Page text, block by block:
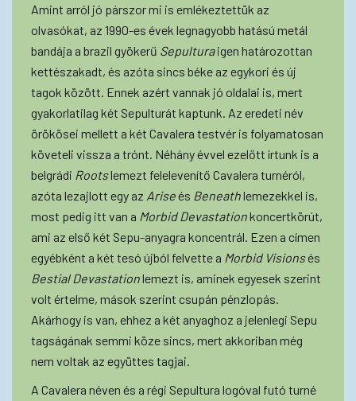
Amint arról jó párszor mi is emlékeztettük az
olvasókat, az 1990-es évek legnagyobb hatású metál
bandája a brazil gyökerű Sepulturaigen határozottan
kettészakadt, és azóta sincs béke az egykori és új
tagok között. Ennek azért vannak jó oldalai is, mert
gyakorlatilag két Sepulturát kaptunk. Az eredeti név
örökösei mellett a két Cavalera testvér is folyamatosan
követeli vissza a trónt. Néhány évvel ezelőtt írtunk is a
belgrádi Rootslemezt felelevenítő Cavalera turnéról,
azóta lezajlott egy az Ariseés Beneathlemezekkel is,
most pedig itt van a Morbid Devastationkoncertkörút,
ami az első két Sepu-anyagra koncentrál. Ezen a címen
egyébként a két tesó újból felvette a Morbid Visionsés
Bestial Devastationlemezt is, aminek egyesek szerint
volt értelme, mások szerint csupán pénzlopás.
Akárhogy is van, ehhez a két anyaghoz a jelenlegi Sepu
tagságának semmi köze sincs, mert akkoriban még
nem voltak az együttes tagjai.
A Cavalera néven és a régi Sepultura logóval futó turné